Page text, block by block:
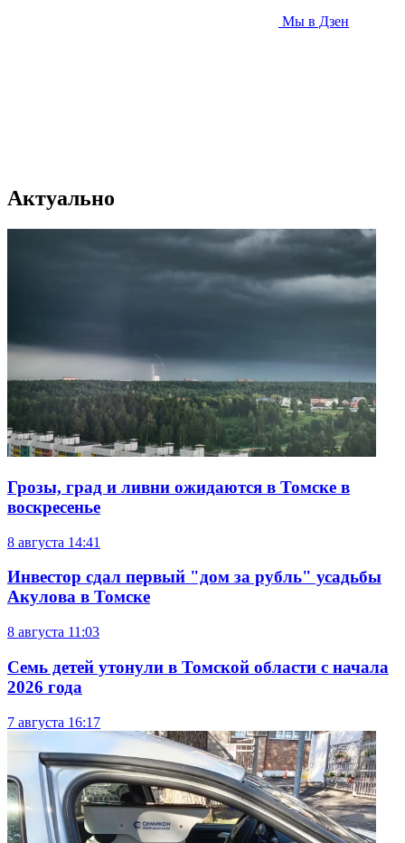
Мы в Дзен
Актуально
Грозы, град и ливни ожидаются в Томске в
воскресенье
8 августа 14:41
Инвестор сдал первый "дом за рубль" усадьбы
Акулова в Томске
8 августа 11:03
Семь детей утонули в Томской области с начала
2026 года
7 августа 16:17